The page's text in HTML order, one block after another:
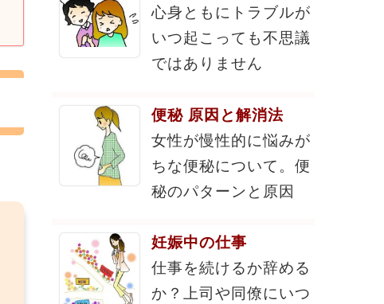
心身ともにトラブルが
いつ起こっても不思議
ではありません
便秘 原因と解消法
女性が慢性的に悩みが
ちな便秘について。便
秘のパターンと原因
妊娠中の仕事
仕事を続けるか辞める
か？上司や同僚にいつ